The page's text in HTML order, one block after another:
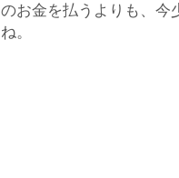
のお金を払うよりも、今
ね。